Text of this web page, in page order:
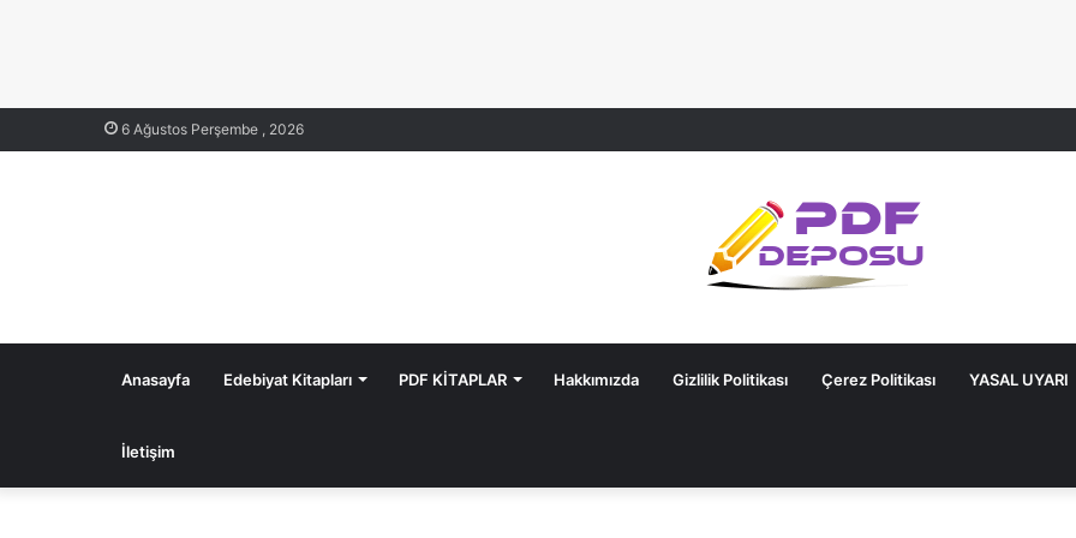
6 Ağustos Perşembe , 2026
Anasayfa Edebiyat Kitapları PDF KİTAPLAR Hakkımızda Gizlilik Politikası Çerez Politikası YASAL UYARI
İletişim